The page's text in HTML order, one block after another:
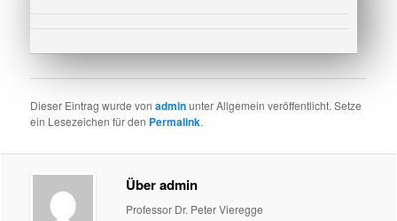
Dieser Eintrag wurde vonadminunter Allgemein veröffentlicht. Setze
ein Lesezeichen für den Permalink.
Über admin
Professor Dr. Peter Vieregge